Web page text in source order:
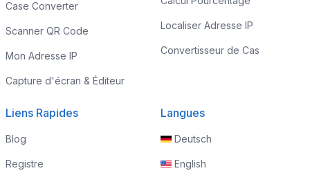
Case Converter
Scanner QR Code
Mon Adresse IP
Capture d'écran & Éditeur
Localiser Adresse IP
Convertisseur de Cas
Liens Rapides
Blog
Registre
Langues
Deutsch
English